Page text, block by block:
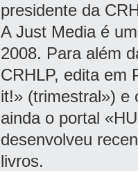
presidente da
A Just Media é
2008. Para além
CRHLP, edita em
it!» (trimestral») e
ainda o portal
desenvolveu
livros.